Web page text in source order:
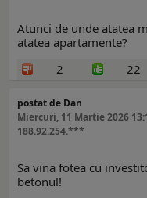
Atunci de unde atatea
atatea apartamente?
2
22
postat de Dan
Miercuri, 11 Martie 2026
188.92.254.***
Sa vina fotea cu
betonul!